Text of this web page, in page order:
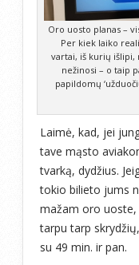
Oro uosto planas –
Per kiek laiko
vartai, iš kurių
nežinosi – o taip
papildomų
Laimė, kad, jei
tave mąsto
tvarką, dydžius.
tokio bilieto jums
mažam oro uoste,
tarpu tarp
su 49 min. ir pan.